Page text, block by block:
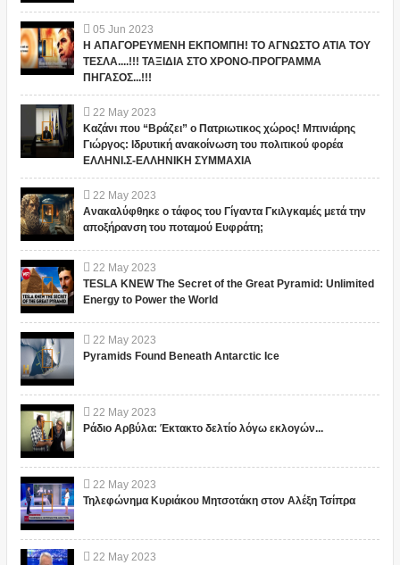
05 Jun 2023
Η ΑΠΑΓΟΡΕΥΜΕΝΗ ΕΚΠΟΜΠΗ! ΤΟ ΑΓΝΩΣΤΟ ΑΤΙΑ ΤΟΥ
ΤΕΣΛΑ....!!! ΤΑΞΙΔΙΑ ΣΤΟ ΧΡΟΝΟ-ΠΡΟΓΡΑΜΜΑ
ΠΗΓΑΣΟΣ...!!!
22 May 2023
Καζάνι που “Βράζει” ο Πατριωτικος χώρος! Μπινιάρης
Γιώργος: Ιδρυτική ανακοίνωση του πολιτικού φορέα
ΕΛΛΗΝΙ.Σ-ΕΛΛΗΝΙΚΗ ΣΥΜΜΑΧΙΑ
22 May 2023
Ανακαλύφθηκε ο τάφος του Γίγαντα Γκιλγκαμές μετά την
αποξήρανση του ποταμού Ευφράτη;
22 May 2023
TESLA KNEW The Secret of the Great Pyramid: Unlimited
Energy to Power the World
22 May 2023
Pyramids Found Beneath Antarctic Ice
22 May 2023
Ράδιο Αρβύλα: Έκτακτο δελτίο λόγω εκλογών...
22 May 2023
Τηλεφώνημα Κυριάκου Μητσοτάκη στον Αλέξη Τσίπρα
22 May 2023